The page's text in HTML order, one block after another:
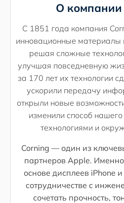
О компании
С 1851 года компания
инновационные материалы
решая сложные
улучшая повседневную
за 170 лет их технологии
ускорили передачу
открыли новые
изменили способ
технологиями и
Corning — один из
партнеров Apple. Именно
основе дисплеев iPhone
сотрудничестве с
сочетать прочность,